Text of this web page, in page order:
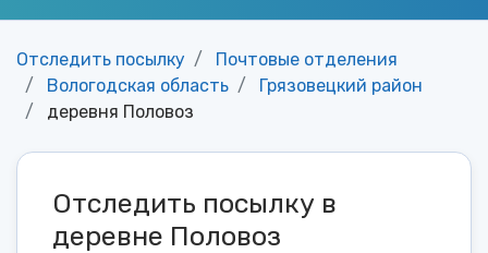
Отследить посылку
Почтовые отделения
Вологодская область
Грязовецкий район
деревня Половоз
Отследить посылку в
деревне Половоз